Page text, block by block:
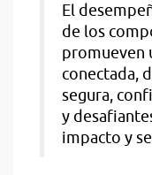
El
de los
promueven
conectada,
segura,
y
impacto y